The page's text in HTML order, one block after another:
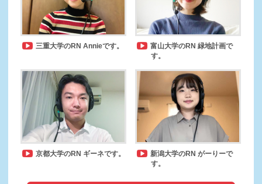
三重大学のRN Annieです。
富山大学のRN 緑地計画で
す。
京都大学のRN ギーネです。
新潟大学のRN がーりーで
す。